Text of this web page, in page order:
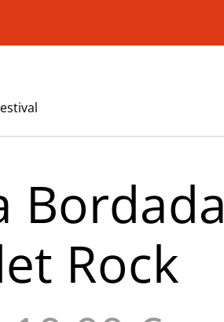
Bordada
Rock